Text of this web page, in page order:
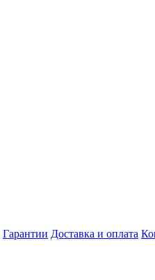
Гарантии Доставка и оплата